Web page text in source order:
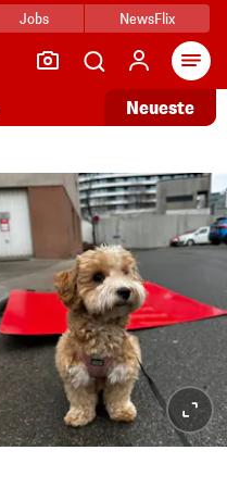
Jobs NewsFlix
Neueste